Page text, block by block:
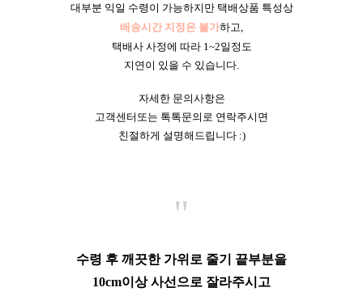
대부분 익일 수령이 가능하지만 택배상품 특성상
배송시간 지정은 불가하고,
택배사 사정에 따라 1~2일정도
지연이 있을 수 있습니다.
자세한 문의사항은
고객센터또는 톡톡문의로 연락주시면
친절하게 설명해드립니다 :)
"
수령 후 깨끗한 가위로 줄기 끝부분을
10cm이상 사선으로 잘라주시고